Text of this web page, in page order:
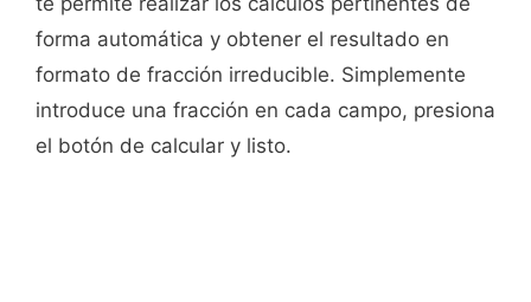
forma automática y obtener el resultado en
formato de fracción irreducible. Simplemente
introduce una fracción en cada campo, presiona
el botón de calcular y listo.